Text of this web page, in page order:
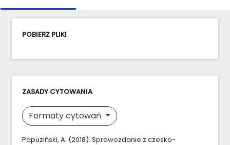
POBIERZ PLIKI
ZASADY CYTOWANIA
Formaty cytowań
Papuziński, A. (2018). Sprawozdanie z czesko-